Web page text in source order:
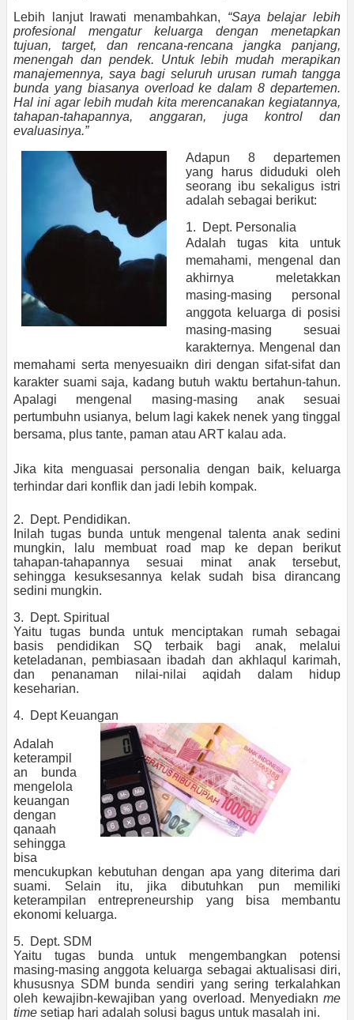
Lebih lanjut Irawati menambahkan, “Saya belajar lebih
profesional mengatur keluarga dengan menetapkan
tujuan, target, dan rencana-rencana jangka panjang,
menengah dan pendek. Untuk lebih mudah merapikan
manajemennya, saya bagi seluruh urusan rumah tangga
bunda yang biasanya overload ke dalam 8 departemen.
Hal ini agar lebih mudah kita merencanakan kegiatannya,
tahapan-tahapannya, anggaran, juga kontrol dan
evaluasinya.”
Adapun 8 departemen
yang harus diduduki oleh
seorang ibu sekaligus istri
adalah sebagai berikut:
1. Dept. Personalia
Adalah tugas kita untuk
memahami, mengenal dan
akhirnya meletakkan
masing-masing personal
anggota keluarga di posisi
masing-masing sesuai
karakternya. Mengenal dan
memahami serta menyesuaikn diri dengan sifat-sifat dan
karakter suami saja, kadang butuh waktu bertahun-tahun.
Apalagi mengenal masing-masing anak sesuai
pertumbuhn usianya, belum lagi kakek nenek yang tinggal
bersama, plus tante, paman atau ART kalau ada.
Jika kita menguasai personalia dengan baik, keluarga
terhindar dari konflik dan jadi lebih kompak.
2. Dept. Pendidikan.
Inilah tugas bunda untuk mengenal talenta anak sedini
mungkin, lalu membuat road map ke depan berikut
tahapan-tahapannya sesuai minat anak tersebut,
sehingga kesuksesannya kelak sudah bisa dirancang
sedini mungkin.
3. Dept. Spiritual
Yaitu tugas bunda untuk menciptakan rumah sebagai
basis pendidikan SQ terbaik bagi anak, melalui
keteladanan, pembiasaan ibadah dan akhlaqul karimah,
dan penanaman nilai-nilai aqidah dalam hidup
keseharian.
4. Dept Keuangan
Adalah
keterampil
an bunda
mengelola
keuangan
dengan
qanaah
sehingga
bisa
mencukupkan kebutuhan dengan apa yang diterima dari
suami. Selain itu, jika dibutuhkan pun memiliki
keterampilan entrepreneurship yang bisa membantu
ekonomi keluarga.
5. Dept. SDM
Yaitu tugas bunda untuk mengembangkan potensi
masing-masing anggota keluarga sebagai aktualisasi diri,
khususnya SDM bunda sendiri yang sering terkalahkan
oleh kewajibn-kewajiban yang overload. Menyediakn me
time setiap hari adalah solusi bagus untuk masalah ini.